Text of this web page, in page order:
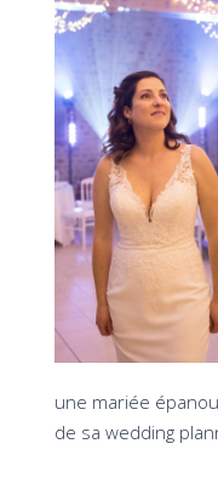
une mariée
de sa wedding